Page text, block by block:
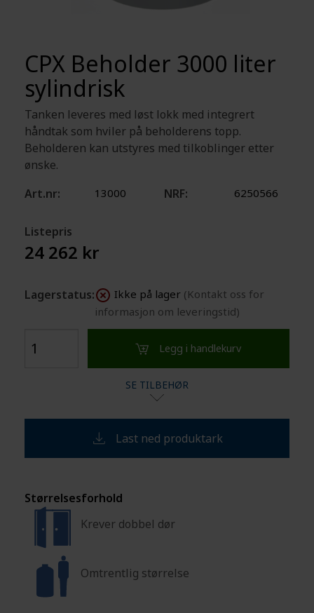
Størrelsesforhold
Krever dobbel dør
Omtrentlig størrelse
CPX Beholder 3000 liter
sylindrisk
Tanken leveres med løst lokk med integrert
håndtak som hviler på beholderens topp.
Beholderen kan utstyres med tilkoblinger etter
ønske.
Art.nr:
13000 NRF: 6250566
Listepris
24 262 kr
Lagerstatus: Ikke på lager (Kontakt oss for
informasjon om leveringstid)
Legg i handlekurv
SE TILBEHØR
Last ned produktark